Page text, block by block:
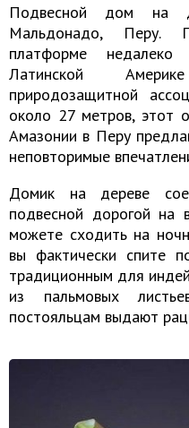
Подвесной дом на
Мальдонадо, Перу.
платформе
Латинской
природозащитной
около 27 метров, этот
Амазонии в Перу
неповторимые
Домик на дереве
подвесной дорогой на
можете сходить на
вы фактически спите
традиционным для
из пальмовых
постояльцам выдают